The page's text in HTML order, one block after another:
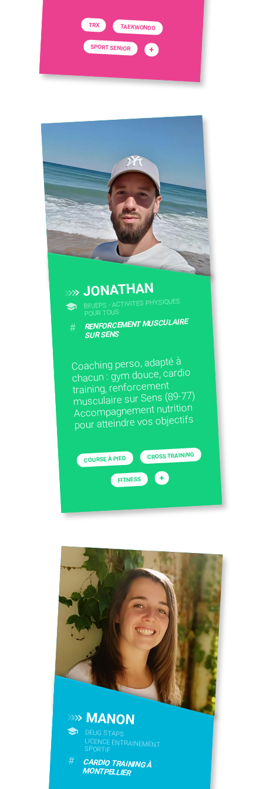
TRX TAEKWONDO
SPORT SENIOR +
JONATHAN
BPJEPS - ACTIVITÉS PHYSIQUES
POUR TOUS
# RENFORCEMENT MUSCULAIRE
SUR SENS
Coaching perso, adapté à
chacun : gym douce, cardio
training, renforcement
musculaire sur Sens (89-77)
Accompagnement nutrition
pour atteindre vos objectifs
COURSE À PIED CROSS TRAINING
FITNESS +
MANON
DEUG STAPS
LICENCE ENTRAINEMENT
SPORTIF
# CARDIO TRAINING À
MONTPELLIER